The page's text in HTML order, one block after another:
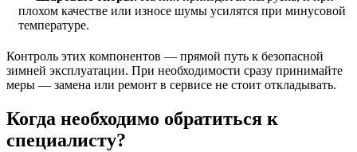
плохом качестве или износе шумы усилятся при минусовой
температуре.
Контроль этих компонентов — прямой путь к безопасной
зимней эксплуатации. При необходимости сразу принимайте
меры — замена или ремонт в сервисе не стоит откладывать.
Когда необходимо обратиться к
специалисту?